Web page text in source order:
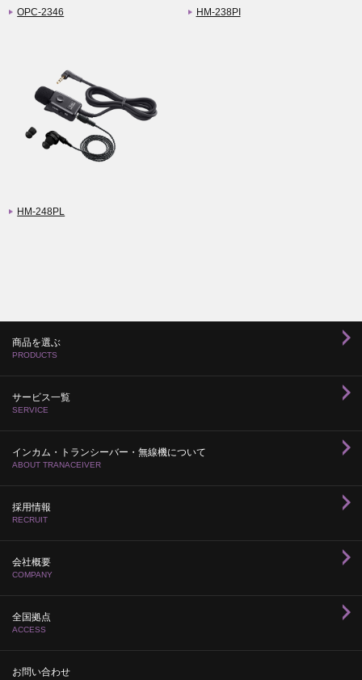
OPC-2346 HM-238PI
HM-248PL
商品を選ぶ
PRODUCTS
サービス一覧
SERVICE
インカム・トランシーバー・無線機について
ABOUT TRANACEIVER
採用情報
RECRUIT
会社概要
COMPANY
全国拠点
ACCESS
お問い合わせ